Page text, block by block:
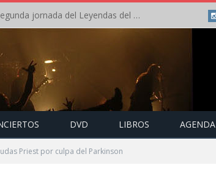
Crónica: Arch Enemy brilla en la segunda jornada del Leyendas del Rock – Jueves – Agosto 2026
DVD LIBROS AGENDA
Priest por culpa del Parkinson